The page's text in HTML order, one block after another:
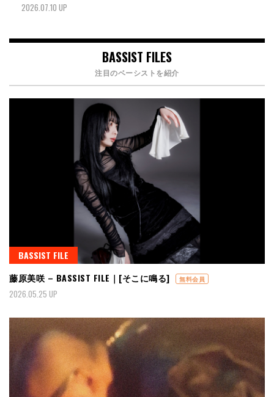
2026.07.10 UP
BASSIST FILES
注目のベーシストを紹介
BASSIST FILE
藤原美咲 – BASSIST FILE｜[そこに鳴る]
無料会員
2026.05.25 UP